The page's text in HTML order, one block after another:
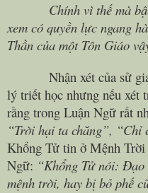
Chính vì thế mà bậc
xem có quyền lực ngang
Thần của một Tôn Giáo
Nhận xét của sử gia
lý triết học nhưng nếu xét
rằng trong Luận Ngữ rất
“Trời hại ta chăng”,
Khổng Tử tin ở Mệnh
Ngữ: “Khổng Tử nói:
mệnh trời, hay bị bỏ phế